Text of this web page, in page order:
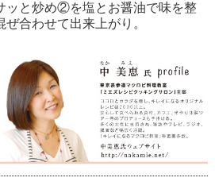
と炒め②を塩とお醤油で味を整
合わせて出来上がり。